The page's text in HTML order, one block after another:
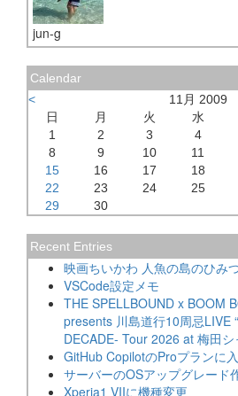
jun-g
Calendar
<
11月 2009
日
月 火 水
1
2 3 4
8
9 10 11
15
16 17 18
22
23 24 25
29
30
Recent Entries
映画ちいかわ 人魚の島のひみ
VSCode設定メモ
THE SPELLBOUND x BOOM
presents 川島道行10周忌LIVE
DECADE- Tour 2026 at 梅田シ
GitHub CopilotのProプランに
サーバーのOSアップグレード
Xperia1 VIIに機種変更